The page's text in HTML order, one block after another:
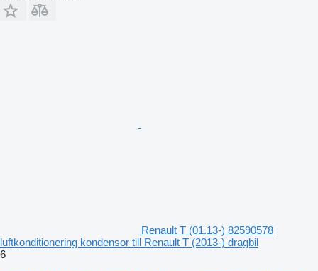
Renault T (01.13-) 82590578
luftkonditionering kondensor till Renault T (2013-) dragbil
6